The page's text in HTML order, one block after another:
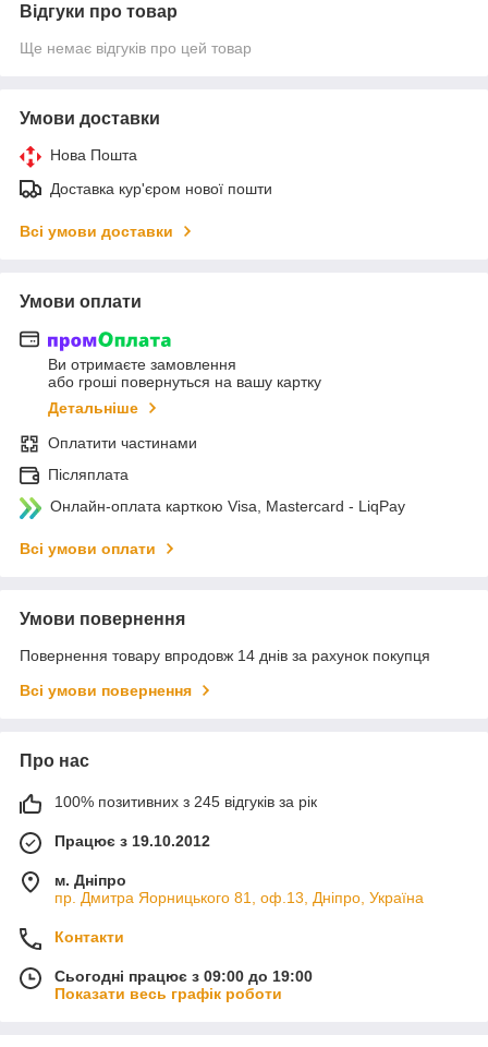
Відгуки про товар
Ще немає відгуків про цей товар
Умови доставки
Нова Пошта
Доставка кур'єром нової пошти
Всі умови доставки
Умови оплати
Ви отримаєте замовлення
або гроші повернуться на вашу картку
Детальніше
Оплатити частинами
Післяплата
Онлайн-оплата карткою Visa, Mastercard - LiqPay
Всі умови оплати
Умови повернення
Повернення товару впродовж 14 днів за рахунок покупця
Всі умови повернення
Про нас
100% позитивних з 245 відгуків за рік
Працює з 19.10.2012
м. Дніпро
пр. Дмитра Яорницького 81, оф.13, Дніпро, Україна
Контакти
Сьогодні працює з 09:00 до 19:00
Показати весь графік роботи